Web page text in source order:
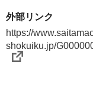
外部リンク
https://
shokuiku.jp/